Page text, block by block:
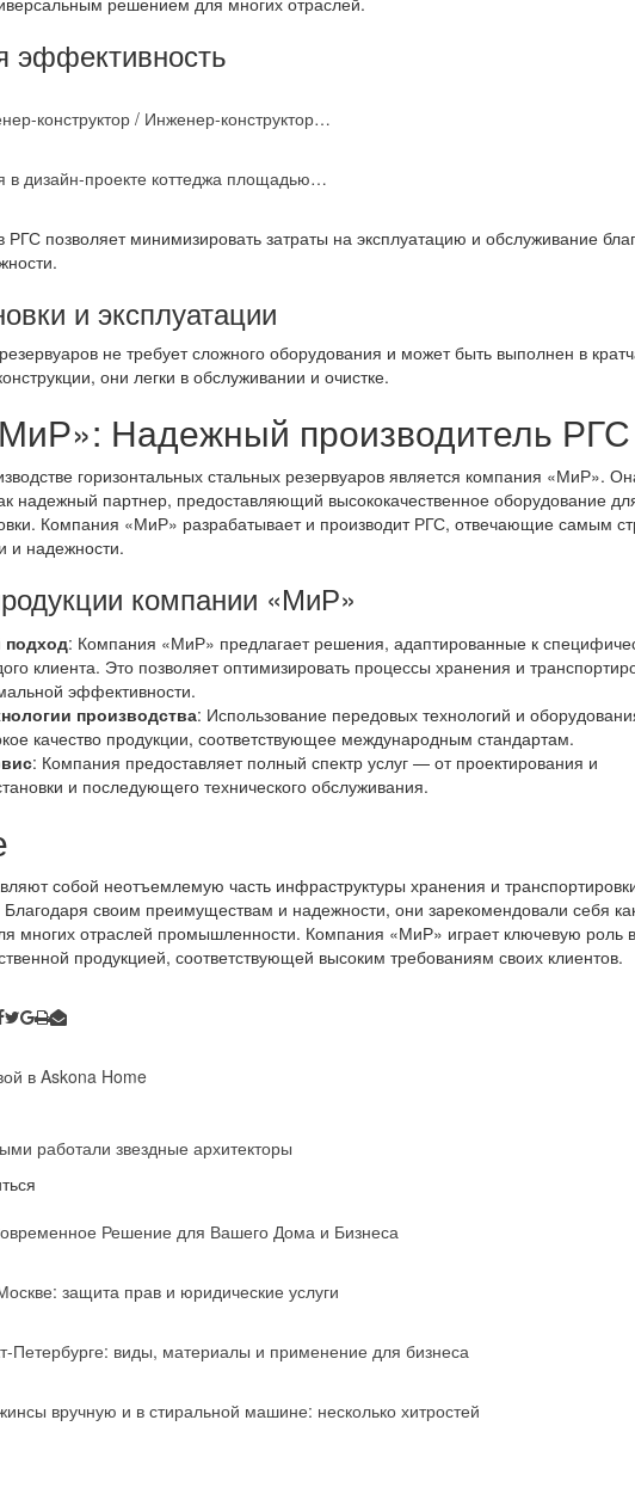
эффективность
конструктор / Инженер-конструктор…
в дизайн-проекте коттеджа площадью…
РГС позволяет минимизировать затраты на эксплуатацию и обслуживание
и эксплуатации
не требует сложного оборудования и может быть выполнен в
они легки в обслуживании и очистке.
Надежный производитель РГС
горизонтальных стальных резервуаров является компания «МиР».
надежный партнер, предоставляющий высококачественное оборудование
Компания «МиР» разрабатывает и производит РГС, отвечающие самым
и надежности.
компании «МиР»
: Компания «МиР» предлагает решения, адаптированные к
клиента. Это позволяет оптимизировать процессы хранения и
эффективности.
производства: Использование передовых технологий и
качество продукции, соответствующее международным стандартам.
: Компания предоставляет полный спектр услуг — от проектирования и
и последующего технического обслуживания.
собой неотъемлемую часть инфраструктуры хранения и
Благодаря своим преимуществам и надежности, они зарекомендовали себя
многих отраслей промышленности. Компания «МиР» играет ключевую роль в
продукцией, соответствующей высоким требованиям своих клиентов.
в Askona Home
работали звездные архитекторы
Решение для Вашего Дома и Бизнеса
защита прав и юридические услуги
Петербурге: виды, материалы и применение для бизнеса
вручную и в стиральной машине: несколько хитростей